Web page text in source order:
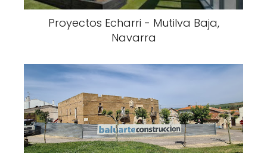
Proyectos Echarri - Mutilva Baja,
Navarra